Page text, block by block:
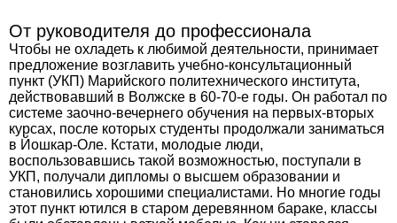
От руководителя до профессионала
Чтобы не охладеть к любимой деятельности, принимает
предложение возглавить учебно-консультационный
пункт (УКП) Марийского политехнического института,
действовавший в Волжске в 60-70-е годы. Он работал по
системе заочно-вечернего обучения на первых-вторых
курсах, после которых студенты продолжали заниматься
в Йошкар-Оле. Кстати, молодые люди,
воспользовавшись такой возможностью, поступали в
УКП, получали дипломы о высшем образовании и
становились хорошими специалистами. Но многие годы
этот пункт ютился в старом деревянном бараке, классы